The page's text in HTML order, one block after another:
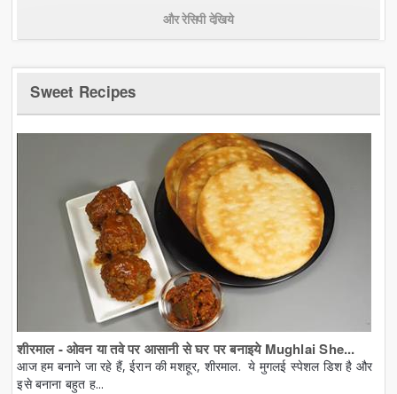
और रेसिपी देखिये
Sweet Recipes
शीरमाल - ओवन या तवे पर आसानी से घर पर बनाइये Mughlai She...
आज हम बनाने जा रहे हैं, ईरान की मशहूर, शीरमाल. ये मुगलई स्पेशल डिश है और
इसे बनाना बहुत ह...